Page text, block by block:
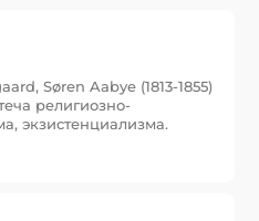
Søren Aabye (1813-1855)
религиозно-
экзистенциализма.